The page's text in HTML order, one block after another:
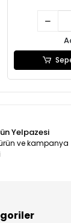
Yelpazesi
ve kampanya